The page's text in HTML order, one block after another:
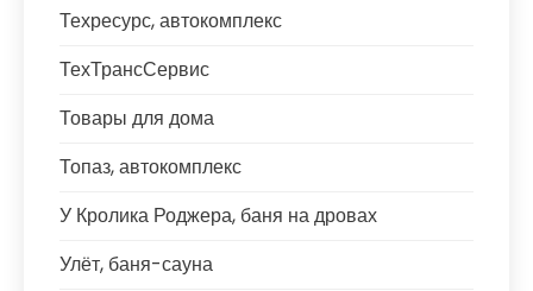
Техресурс, автокомплекс
ТехТрансСервис
Товары для дома
Топаз, автокомплекс
У Кролика Роджера, баня на дровах
Улёт, баня-сауна